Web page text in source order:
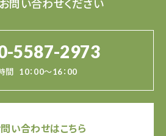
5587-2973
間 10：00～16：00
い合わせはこちら